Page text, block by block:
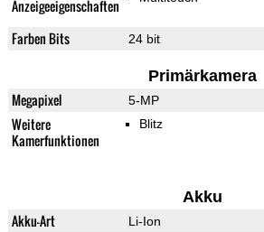
Anzeigeeigenschaften
Farben Bits 24 bit
Primärkamera
Megapixel 5-MP
Weitere
Kamerfunktionen
Blitz
Akku
Akku-Art Li-Ion